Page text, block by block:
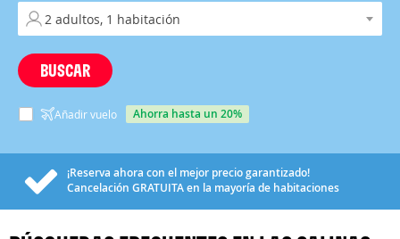
BUSCAR
Añadir vuelo ahorra hasta un 20%
¡Reserva ahora con el mejor precio garantizado!
Cancelación GRATUITAen la mayoría de habitaciones